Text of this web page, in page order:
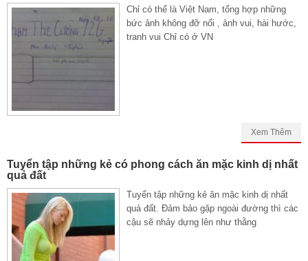
Chỉ có thể là Việt Nam, tổng hợp những
bức ảnh không đỡ nổi , ảnh vui, hài hước,
tranh vui Chỉ có ở VN
Xem Thêm
Tuyển tập những kẻ có phong cách ăn mặc kinh dị nhất
quả đất
Tuyển tập những kẻ ăn mặc kinh dị nhất
quả đất. Đảm bảo gặp ngoài đường thì các
cậu sẽ nhảy dựng lên như thằng